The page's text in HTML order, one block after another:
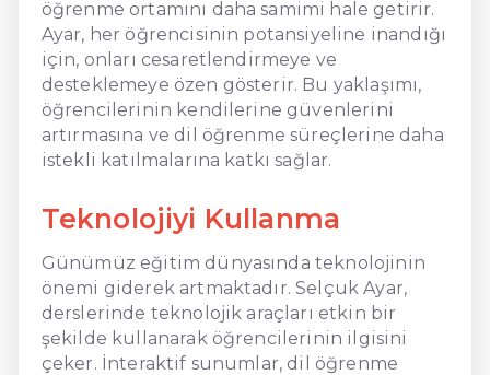
öğrenme ortamını daha samimi hale getirir.
Ayar, her öğrencisinin potansiyeline inandığı
için, onları cesaretlendirmeye ve
desteklemeye özen gösterir. Bu yaklaşımı,
öğrencilerinin kendilerine güvenlerini
artırmasına ve dil öğrenme süreçlerine daha
istekli katılmalarına katkı sağlar.
Teknolojiyi Kullanma
Günümüz eğitim dünyasında teknolojinin
önemi giderek artmaktadır. Selçuk Ayar,
derslerinde teknolojik araçları etkin bir
şekilde kullanarak öğrencilerinin ilgisini
çeker. İnteraktif sunumlar, dil öğrenme